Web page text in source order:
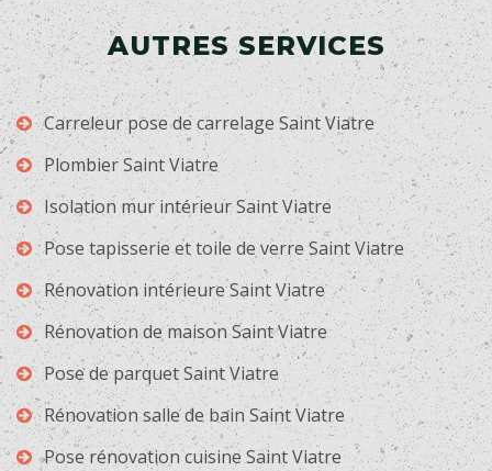
AUTRES SERVICES
Carreleur pose de carrelage Saint Viatre
Plombier Saint Viatre
Isolation mur intérieur Saint Viatre
Pose tapisserie et toile de verre Saint Viatre
Rénovation intérieure Saint Viatre
Rénovation de maison Saint Viatre
Pose de parquet Saint Viatre
Rénovation salle de bain Saint Viatre
Pose rénovation cuisine Saint Viatre